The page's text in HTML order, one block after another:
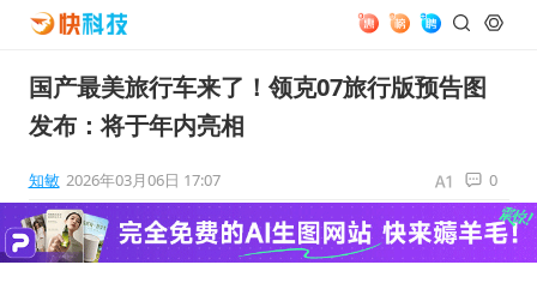
国产最美旅行车来了！领克07旅行版预告图
发布：将于年内亮相
知敏 2026年03月06日 17:07 0